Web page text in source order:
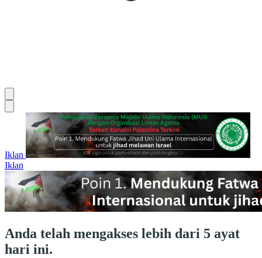
Iklan
Iklan
Anda telah mengakses lebih dari 5 ayat
hari ini.